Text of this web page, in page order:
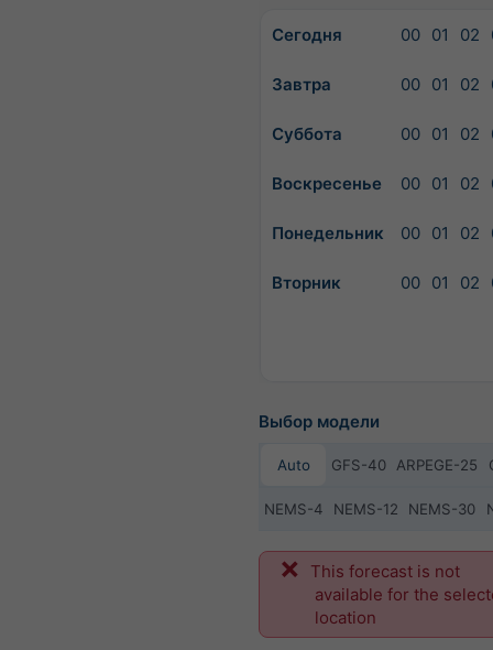
Сегодня 00 01 02
Завтра 00 01 02
Суббота 00 01 02
Воскресенье 00 01 02
Понедельник 00 01 02
Вторник 00 01 02
Выбор модели
Auto GFS-40 ARPEGE-25
NEMS-4 NEMS-12 NEMS-30
This forecast is not
available for the
location